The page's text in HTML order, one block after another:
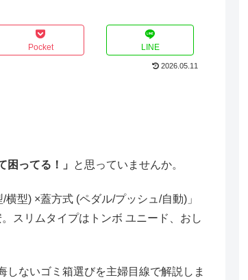
Pocket LINE
2026.05.11
ってる！」 と思っていませんか。
型) ×蓋方式 (ペダル/プッシュ/自動)」
。スリムタイプはトンボ ユニード、おし
ないゴミ箱選びを主婦目線で解説しま